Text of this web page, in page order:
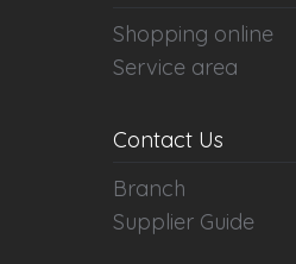
Shopping online
Service area
Contact Us
Branch
Supplier Guide